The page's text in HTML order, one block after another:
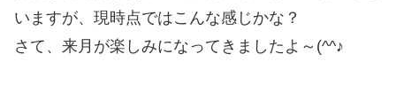
いますが、現時点ではこんな感じかな？
さて、来月が楽しみになってきましたよ～(^^♪